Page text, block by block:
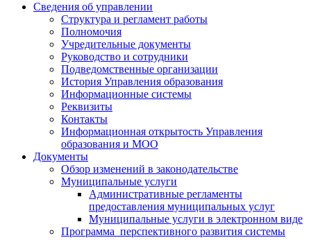
Сведения об управлении
Структура и регламент работы
Полномочия
Учредительные документы
Руководство и сотрудники
Подведомственные организации
История Управления образования
Информационные системы
Реквизиты
Контакты
Информационная открытость Управления
образования и МОО
Документы
Обзор изменений в законодательстве
Муниципальные услуги
Административные регламенты
предоставления муниципальных услуг
Муниципальные услуги в электронном виде
Программа перспективного развития системы